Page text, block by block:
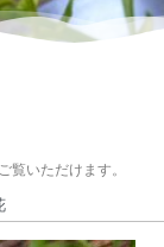
覧いただけます。